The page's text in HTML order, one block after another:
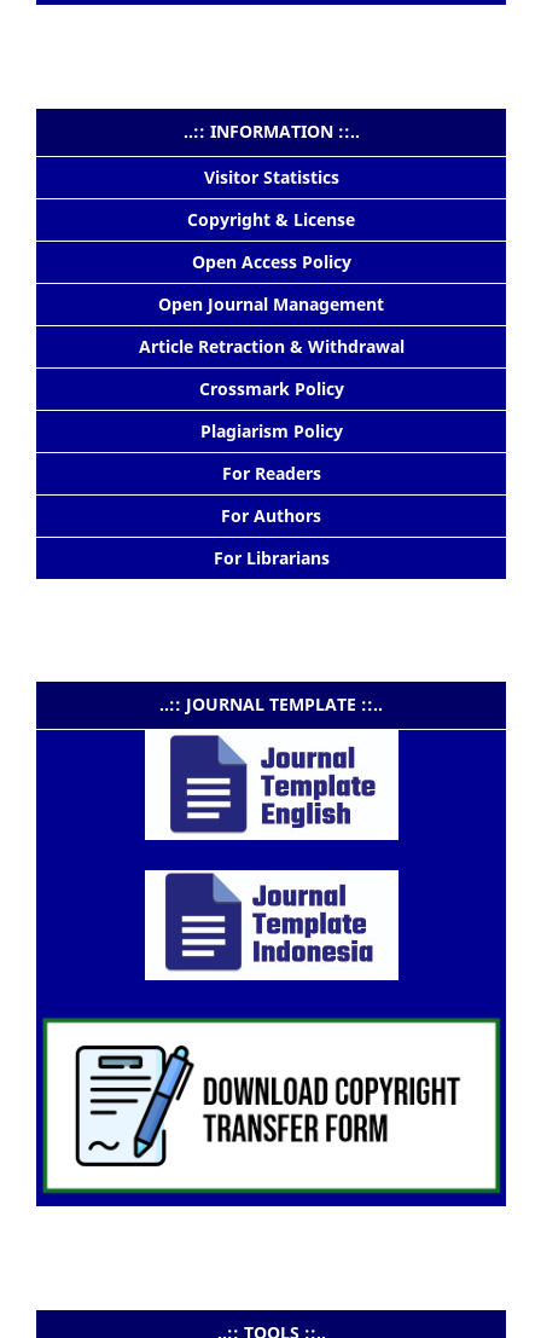
..:: INFORMATION ::..
Visitor Statistics
Copyright & License
Open Access Policy
Open Journal Management
Article Retraction & Withdrawal
Crossmark Policy
Plagiarism Policy
For Readers
For Authors
For Librarians
..:: JOURNAL TEMPLATE ::..
..:: TOOLS ::..